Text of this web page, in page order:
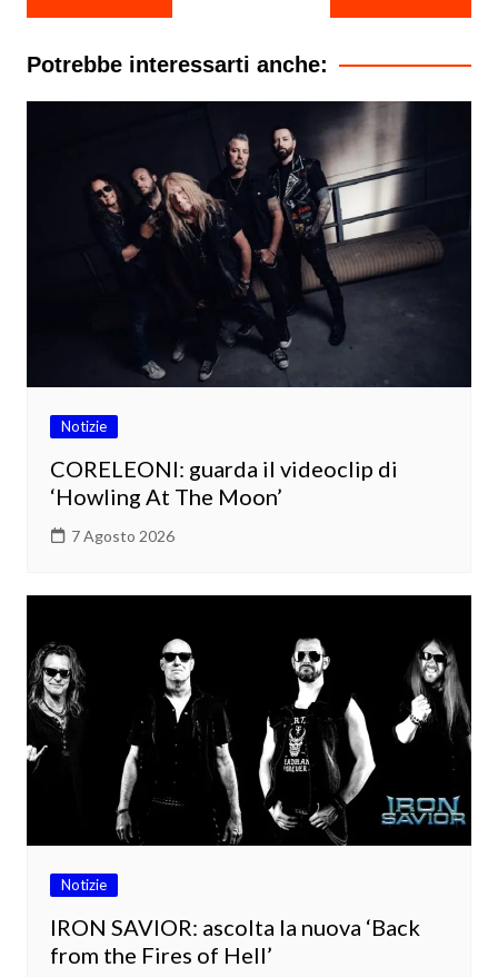
articoli
Potrebbe interessarti anche:
Notizie
CORELEONI: guarda il videoclip di
‘Howling At The Moon’
7 Agosto 2026
Notizie
IRON SAVIOR: ascolta la nuova ‘Back
from the Fires of Hell’